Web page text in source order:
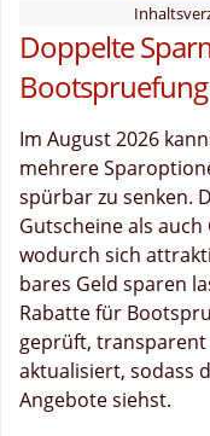
Doppelte
Im August 2026
mehrere
spürbar zu senken.
Gutscheine als auch
wodurch sich
bares Geld sparen
Rabatte für
geprüft,
aktualisiert, sodass
Angebote siehst.